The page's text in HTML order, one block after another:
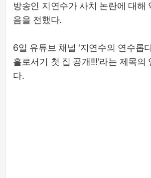
방송인 지연수가 사치 논란에 대해
음을 전했다.
6일 유튜브 채널 '지연수의 연수롭
홀로서기 첫 집 공개!!!'라는 제목의
다.